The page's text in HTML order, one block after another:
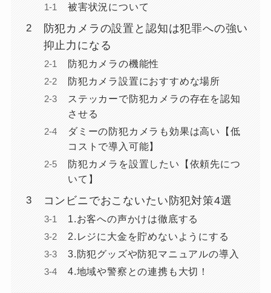
被害状況について
防犯カメラの設置と認知は犯罪への強い
抑止力になる
防犯カメラの機能性
防犯カメラ設置におすすめな場所
ステッカーで防犯カメラの存在を認知
させる
ダミーの防犯カメラも効果は高い【低
コストで導入可能】
防犯カメラを設置したい【依頼先につ
いて】
コンビニでおこないたい防犯対策4選
1.お客への声かけは徹底する
2.レジに大金を貯めないようにする
3.防犯グッズや防犯マニュアルの導入
4.地域や警察との連携も大切！